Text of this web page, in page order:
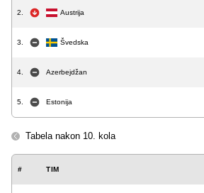
2. Austrija
3. Švedska
4. Azerbejdžan
5. Estonija
Tabela nakon 10. kola
# TIM